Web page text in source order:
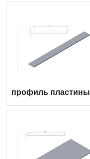
профиль пластины